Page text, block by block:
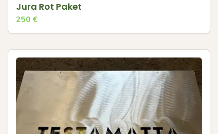
Jura Rot Paket
250 €